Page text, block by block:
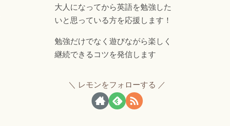
大人になってから英語を勉強した
いと思っている方を応援します！
勉強だけでなく遊びながら楽しく
継続できるコツを発信します
レモンをフォローする